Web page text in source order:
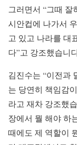
그러면서 “그때 잘
시안컵에 나가서
고 있고 나라를 대
다”고 강조했습니
김진수는 “이전과
는 당연히 책임감
라고 재차 강조했
장에서 뭘 해야 하
때에도 제 역할이